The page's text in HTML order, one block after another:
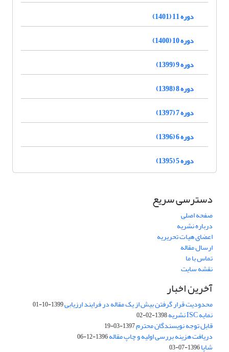
دوره 11 (1401)
دوره 10 (1400)
دوره 9 (1399)
دوره 8 (1398)
دوره 7 (1397)
دوره 6 (1396)
دوره 5 (1395)
دسترسی سریع
صفحه اصلی
درباره نشریه
اعضای هیات تحریریه
ارسال مقاله
تماس با ما
نقشه سایت
آخرین اخبار
محدودیت قرار گرفتن بیش از یک مقاله در فرایند ارزیابی1399-10-01
نمایه ISC نشریه 1398-02-02
قابل توجه نویسندگان محترم1397-03-19
دریافت هزینه بررسی اولیه و چاپ مقاله1396-12-06
شاپا1396-07-03